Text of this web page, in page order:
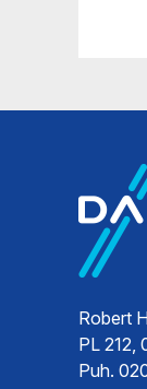
Robert
PL 212,
Puh.